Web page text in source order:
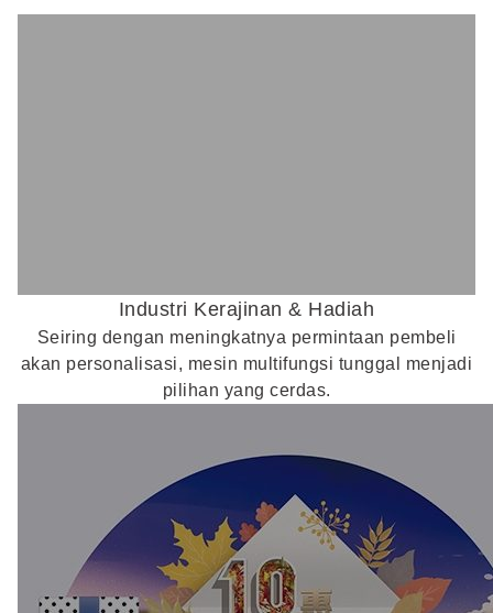
Industri Kerajinan & Hadiah
Seiring dengan meningkatnya permintaan pembeli
akan personalisasi, mesin multifungsi tunggal menjadi
pilihan yang cerdas.